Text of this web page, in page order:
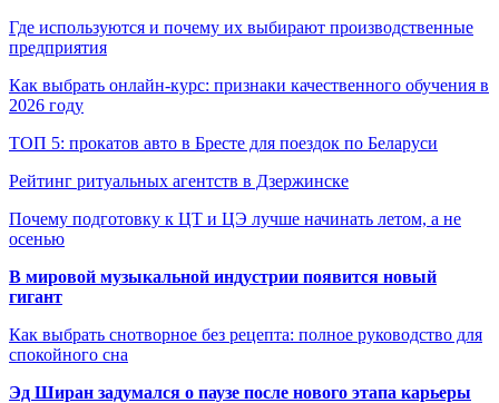
Где используются и почему их выбирают производственные
предприятия
Как выбрать онлайн-курс: признаки качественного обучения в
2026 году
ТОП 5: прокатов авто в Бресте для поездок по Беларуси
Рейтинг ритуальных агентств в Дзержинске
Почему подготовку к ЦТ и ЦЭ лучше начинать летом, а не
осенью
В мировой музыкальной индустрии появится новый
гигант
Как выбрать снотворное без рецепта: полное руководство для
спокойного сна
Эд Ширан задумался о паузе после нового этапа карьеры